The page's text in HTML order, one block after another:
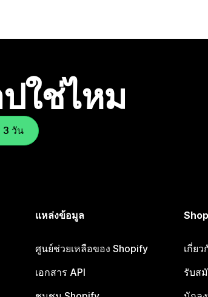
ใช่ไหม
3 วัน
แหล่งข้อมูล
ศูนย์ช่วยเหลือของ Shopify
เอกสาร API
เกี่ยว
รับส